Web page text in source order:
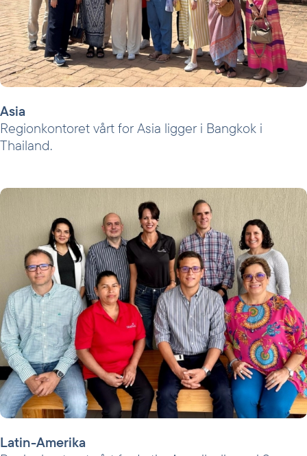
Asia
Regionkontoret vårt for Asia ligger i Bangkok i
Thailand.
Latin-Amerika